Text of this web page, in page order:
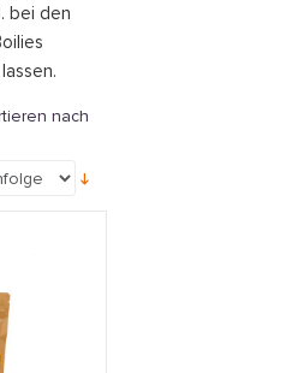
bei den
nach